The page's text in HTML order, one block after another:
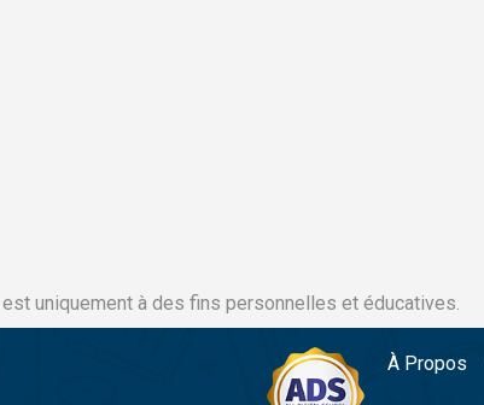
uniquement à des fins personnelles et éducatives.
À Propos